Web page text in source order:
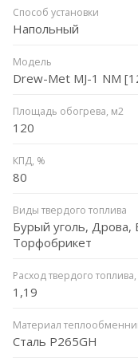
Способ установки
Напольный
Модель
Drew-Met MJ-1 NM
Площадь обогрева, м2
120
КПД, %
80
Виды твердого топлива
Бурый уголь,
Торфобрикет
Расход твердого топлива,
1,19
Материал
Сталь P265GH